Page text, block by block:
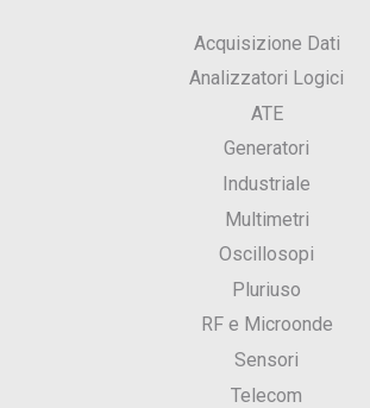
Acquisizione Dati
Analizzatori Logici
ATE
Generatori
Industriale
Multimetri
Oscillosopi
Pluriuso
RF e Microonde
Sensori
Telecom